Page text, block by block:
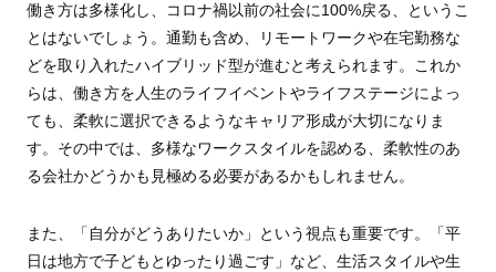
働き方は多様化し、コロナ禍以前の社会に100%戻る、というこ
とはないでしょう。通勤も含め、リモートワークや在宅勤務な
どを取り入れたハイブリッド型が進むと考えられます。これか
らは、働き方を人生のライフイベントやライフステージによっ
ても、柔軟に選択できるようなキャリア形成が大切になりま
す。その中では、多様なワークスタイルを認める、柔軟性のあ
る会社かどうかも見極める必要があるかもしれません。
また、「自分がどうありたいか」という視点も重要です。「平
日は地方で子どもとゆったり過ごす」など、生活スタイルや生